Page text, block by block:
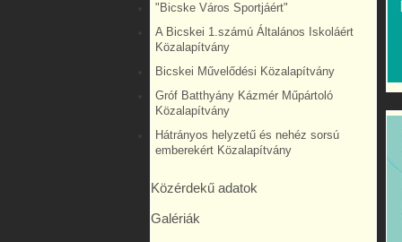
"Bicske Város Sportjáért"
A Bicskei 1.számú Általános Iskoláért
Közalapítvány
Bicskei Művelődési Közalapítvány
Gróf Batthyány Kázmér Műpártoló
Közalapítvány
Hátrányos helyzetű és nehéz sorsú
emberekért Közalapítvány
Közérdekű adatok
Galériák